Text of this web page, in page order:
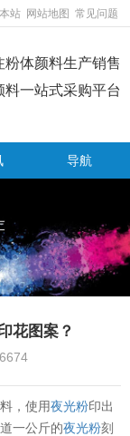
站 网站地图 常见问题
粉体颜料生产销售
一站式采购平台
导航
花图案？
6674
，使用夜光粉印出
一公斤的夜光粉刻